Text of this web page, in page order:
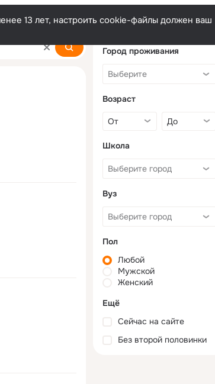
13 лет, настроить cookie-файлы должен ваш
Город проживания
Возраст
Школа
Вуз
Пол
Любой
Мужской
Женский
Ещё
Сейчас на сайте
Без второй половинки